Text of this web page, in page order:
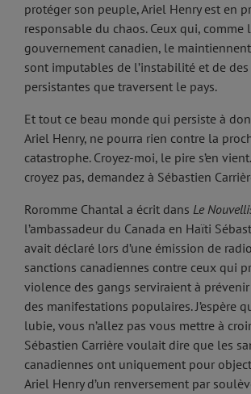
protéger son peuple, Ariel Henry est en
responsable du chaos. Ceux qui, comme
gouvernement canadien, le
sont imputables de l’instabilité et de
persistantes que traversent le pays.
Et tout ce beau monde qui persiste à
Ariel Henry, ne pourra rien contre la
catastrophe. Croyez-moi, le pire s’en
croyez pas, demandez à Sébastien
Roromme Chantal a écrit dans Le
l’ambassadeur du Canada en Haïti
avait déclaré lors d’une émission de
sanctions canadiennes contre ceux qui
violence des gangs serviraient à
des manifestations populaires. J’espère
lubie, vous n’allez pas vous mettre à
Sébastien Carrière voulait dire que les
canadiennes ont uniquement pour
Ariel Henry d’un renversement par